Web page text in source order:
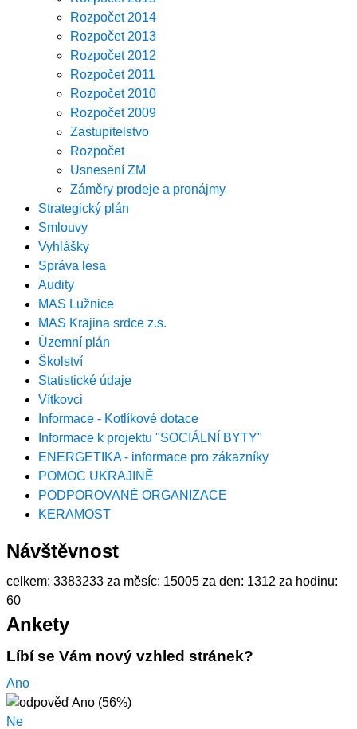
Rozpočet 2014
Rozpočet 2013
Rozpočet 2012
Rozpočet 2011
Rozpočet 2010
Rozpočet 2009
Zastupitelstvo
Rozpočet
Usnesení ZM
Záměry prodeje a pronájmy
Strategický plán
Smlouvy
Vyhlášky
Správa lesa
Audity
MAS Lužnice
MAS Krajina srdce z.s.
Územní plán
Školství
Statistické údaje
Vítkovci
Informace - Kotlíkové dotace
Informace k projektu "SOCIÁLNÍ BYTY"
ENERGETIKA - informace pro zákazníky
POMOC UKRAJINĚ
PODPOROVANÉ ORGANIZACE
KERAMOST
Návštěvnost
celkem: 3383233 za měsíc: 15005 za den: 1312 za hodinu:
60
Ankety
Líbí se Vám nový vzhled stránek?
Ano
Ne